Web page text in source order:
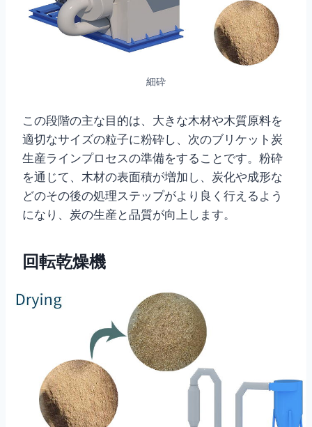
細砕
この段階の主な目的は、大きな木材や木質原料を
適切なサイズの粒子に粉砕し、次のブリケット炭
生産ラインプロセスの準備をすることです。粉砕
を通じて、木材の表面積が増加し、炭化や成形な
どのその後の処理ステップがより良く行えるよう
になり、炭の生産と品質が向上します。
回転乾燥機